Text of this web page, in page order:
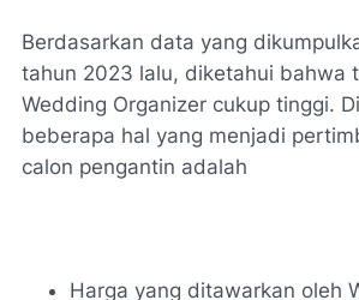
Berdasarkan data yang
tahun 2023 lalu, diketahui bahwa
Wedding Organizer cukup tinggi.
beberapa hal yang menjadi
calon pengantin adalah
Harga yang ditawarkan oleh